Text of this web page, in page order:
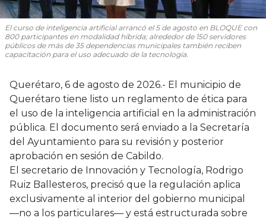
El curso de inteligencia artificial arrancó el 5 de agosto en BLOQUE con
800 participantes en modalidad híbrida; alrededor de 150 servidores
públicos de más de 35 dependencias municipales también reciben
capacitación para el uso adecuado de la tecnología.
Querétaro, 6 de agosto de 2026.- El municipio de
Querétaro tiene listo un reglamento de ética para
el uso de la inteligencia artificial en la administración
pública. El documento será enviado a la Secretaría
del Ayuntamiento para su revisión y posterior
aprobación en sesión de Cabildo.
El secretario de Innovación y Tecnología, Rodrigo
Ruiz Ballesteros, precisó que la regulación aplica
exclusivamente al interior del gobierno municipal
—no a los particulares— y está estructurada sobre